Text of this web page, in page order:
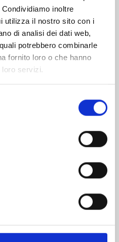
inoltre
utilizza il nostro sito con i
di analisi dei dati web,
potrebbero combinarle
fornito loro o che hanno
servizi.